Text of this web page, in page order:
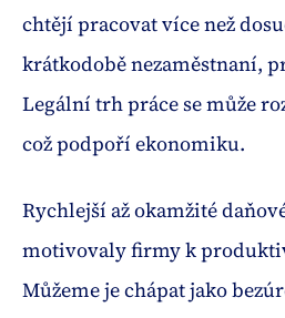
chtějí pracovat více než
krátkodobě nezaměstnaní,
Legální trh práce se může
což podpoří ekonomiku.
Rychlejší až okamžité
motivovaly firmy k
Můžeme je chápat jako